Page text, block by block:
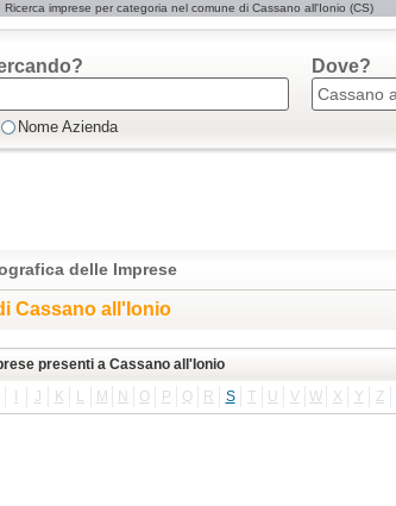
Ricerca imprese per categoria nel comune di Cassano all'Ionio (CS)
Nome Azienda
Dove?
delle Imprese
Cassano all'Ionio
presenti a Cassano all'Ionio
J K L M N O P Q R S T U V W X Y Z